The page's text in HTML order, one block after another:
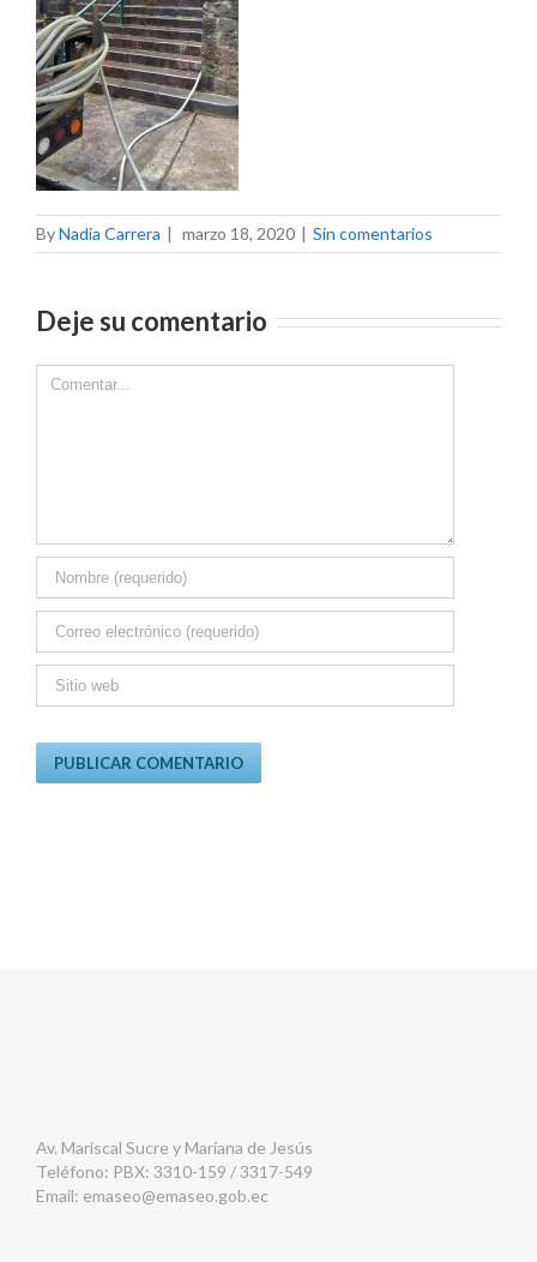
ByNadia Carrera | marzo 18, 2020 | Sin comentarios
Deje su comentario
Comment
Av. Mariscal Sucre y Mariana de Jesús
Teléfono: PBX: 3310-159 / 3317-549
Email: emaseo@emaseo.gob.ec